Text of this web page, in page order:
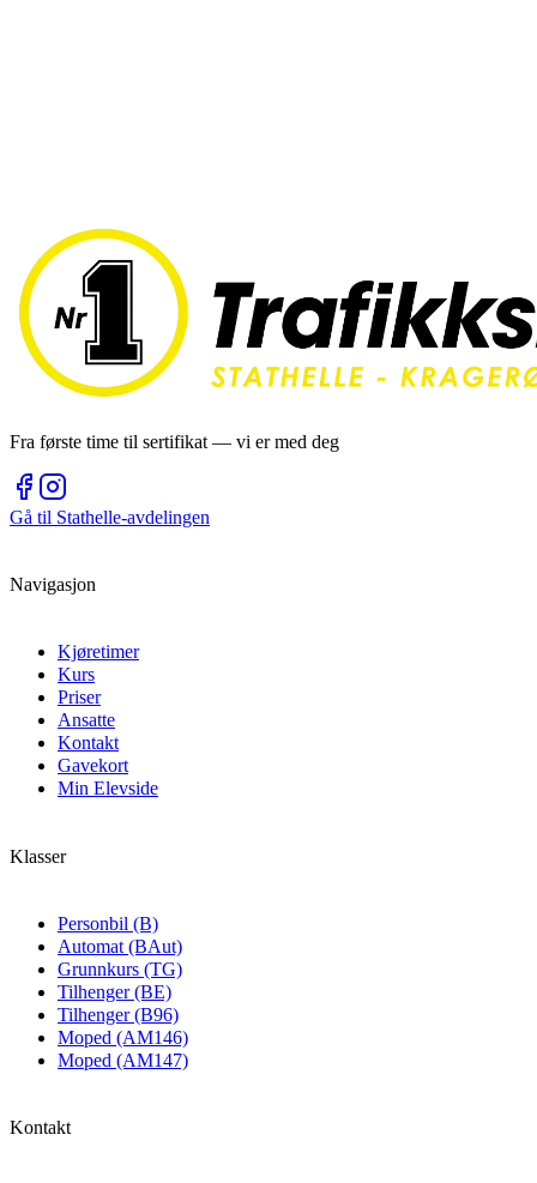
Fra første time til sertifikat — vi er med deg
Gå til Stathelle-avdelingen
Navigasjon
Kjøretimer
Kurs
Priser
Ansatte
Kontakt
Gavekort
Min Elevside
Klasser
Personbil (B)
Automat (BAut)
Grunnkurs (TG)
Tilhenger (BE)
Tilhenger (B96)
Moped (AM146)
Moped (AM147)
Kontakt